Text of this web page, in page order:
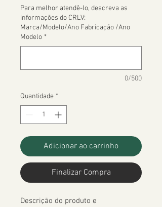
Para melhor atendê-lo, descreva as
informações do CRLV:
Marca/Modelo/Ano Fabricação /Ano
Modelo *
0/500
Quantidade *
Adicionar ao carrinho
Finalizar Compra
Descrição do produto e